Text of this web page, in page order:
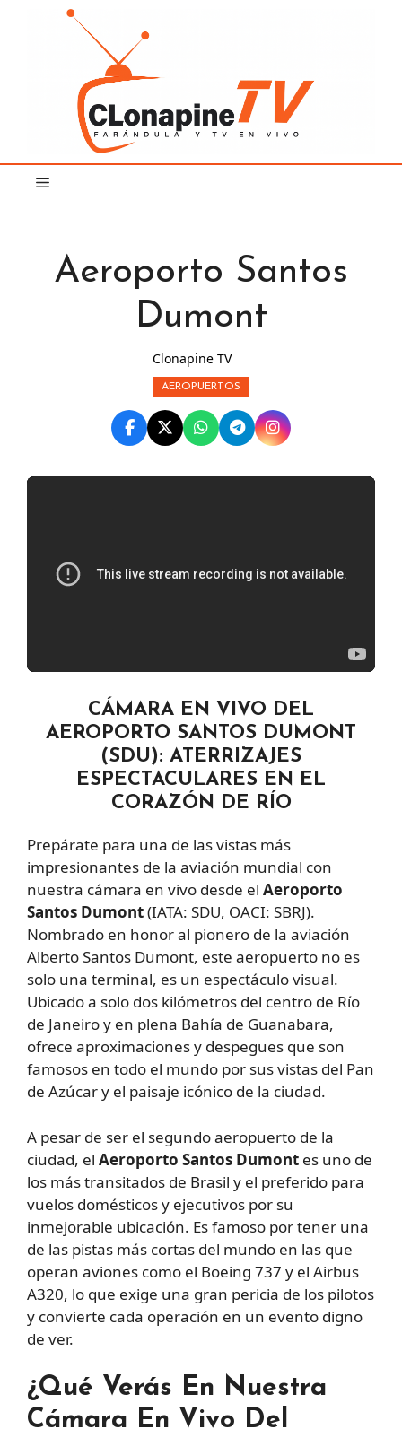
Aeroporto Santos
Dumont
Clonapine TV
AEROPUERTOS
CÁMARA EN VIVO DEL
AEROPORTO SANTOS DUMONT
(SDU): ATERRIZAJES
ESPECTACULARES EN EL
CORAZÓN DE RÍO
Prepárate para una de las vistas más
impresionantes de la aviación mundial con
nuestra cámara en vivo desde el Aeroporto
Santos Dumont(IATA: SDU, OACI: SBRJ).
Nombrado en honor al pionero de la aviación
Alberto Santos Dumont, este aeropuerto no es
solo una terminal, es un espectáculo visual.
Ubicado a solo dos kilómetros del centro de Río
de Janeiro y en plena Bahía de Guanabara,
ofrece aproximaciones y despegues que son
famosos en todo el mundo por sus vistas del Pan
de Azúcar y el paisaje icónico de la ciudad.
A pesar de ser el segundo aeropuerto de la
ciudad, el Aeroporto Santos Dumont es uno de
los más transitados de Brasil y el preferido para
vuelos domésticos y ejecutivos por su
inmejorable ubicación. Es famoso por tener una
de las pistas más cortas del mundo en las que
operan aviones como el Boeing 737 y el Airbus
A320, lo que exige una gran pericia de los pilotos
y convierte cada operación en un evento digno
de ver.
¿Qué Verás En Nuestra
Cámara En Vivo Del